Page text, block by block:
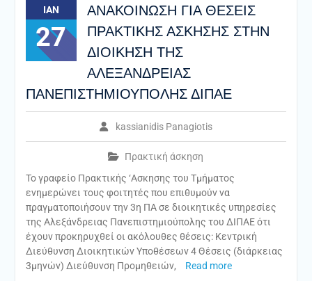
ΙΑΝ
27
ΑΝΑΚΟΙΝΩΣΗ ΓΙΑ ΘΕΣΕΙΣ
ΠΡΑΚΤΙΚΗΣ ΑΣΚΗΣΗΣ ΣΤΗΝ
ΔΙΟΙΚΗΣΗ ΤΗΣ
ΑΛΕΞΑΝΔΡΕΙΑΣ
ΠΑΝΕΠΙΣΤΗΜΙΟΥΠΟΛΗΣ ΔΙΠΑΕ
kassianidis Panagiotis
Πρακτική άσκηση
Το γραφείο Πρακτικής ‘Ασκησης του Τμήματος
ενημερώνει τους φοιτητές που επιθυμούν να
πραγματοποιήσουν την 3η ΠΑ σε διοικητικές υπηρεσίες
της Αλεξάνδρειας Πανεπιστημιούπολης του ΔΙΠΑΕ ότι
έχουν προκηρυχθεί οι ακόλουθες θέσεις: Κεντρική
Διεύθυνση Διοικητικών Υποθέσεων 4 Θέσεις (διάρκειας
3μηνών) Διεύθυνση Προμηθειών,
Read more